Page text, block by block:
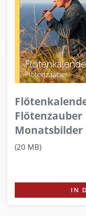
Flötenzauber
(20 MB)
IN